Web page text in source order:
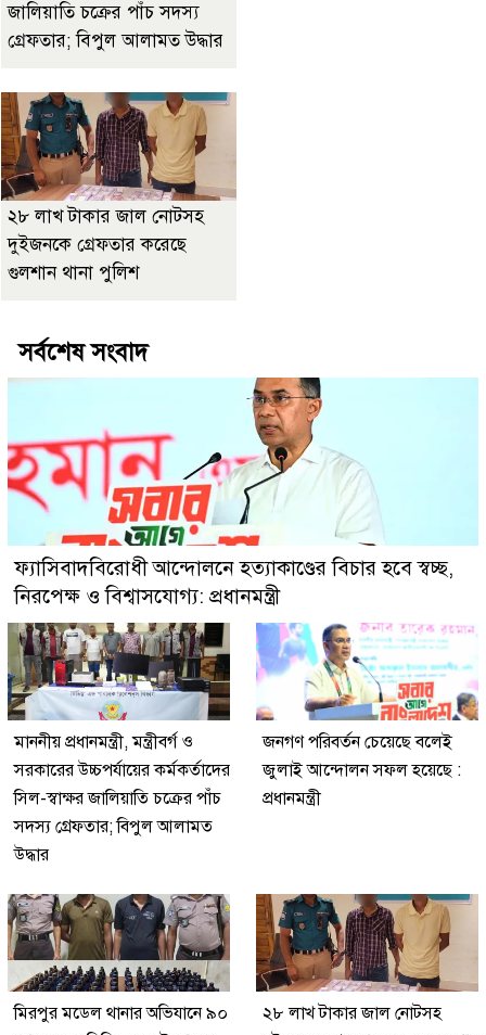
জালিয়াতি চক্রের পাঁচ সদস্য
গ্রেফতার; বিপুল আলামত উদ্ধার
২৮ লাখ টাকার জাল নোটসহ
দুইজনকে গ্রেফতার করেছে
গুলশান থানা পুলিশ
সর্বশেষ সংবাদ
ফ্যাসিবাদবিরোধী আন্দোলনে হত্যাকাণ্ডের বিচার হবে স্বচ্ছ,
নিরপেক্ষ ও বিশ্বাসযোগ্য: প্রধানমন্ত্রী
মাননীয় প্রধানমন্ত্রী, মন্ত্রীবর্গ ও
সরকারের উচ্চপর্যায়ের কর্মকর্তাদের
সিল-স্বাক্ষর জালিয়াতি চক্রের পাঁচ
সদস্য গ্রেফতার; বিপুল আলামত
উদ্ধার
জনগণ পরিবর্তন চেয়েছে বলেই
জুলাই আন্দোলন সফল হয়েছে :
প্রধানমন্ত্রী
মিরপুর মডেল থানার অভিযানে ৯০
২৮ লাখ টাকার জাল নোটসহ